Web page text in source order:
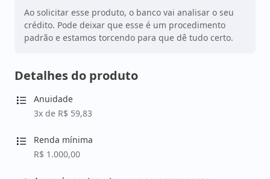
Ao solicitar esse produto, o banco vai analisar o seu
crédito. Pode deixar que esse é um procedimento
padrão e estamos torcendo para que dê tudo certo.
Detalhes do produto
Anuidade
3x de R$ 59,83
Renda mínima
R$ 1.000,00